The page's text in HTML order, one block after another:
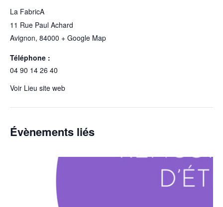
La FabricA
11 Rue Paul Achard
Avignon, 84000 + Google Map
Téléphone :
04 90 14 26 40
Voir Lieu site web
Évènements liés